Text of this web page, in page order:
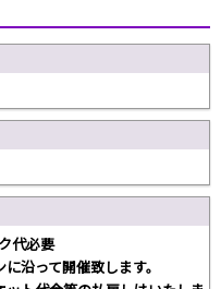
代必要
沿って開催致します。